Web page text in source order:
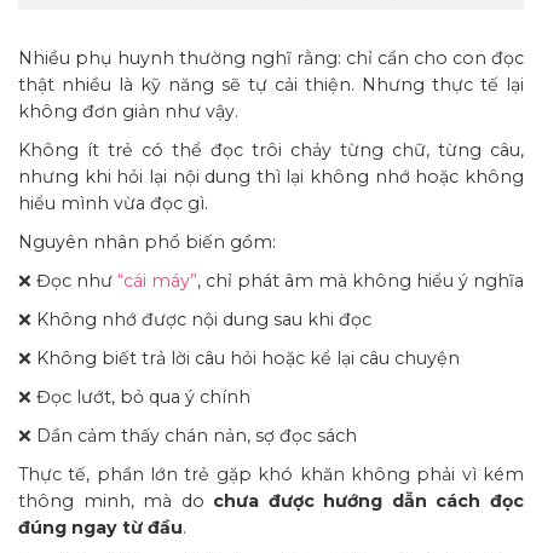
Nhiều phụ huynh thường nghĩ rằng: chỉ cần cho con đọc
thật nhiều là kỹ năng sẽ tự cải thiện. Nhưng thực tế lại
không đơn giản như vậy.
Không ít trẻ có thể đọc trôi chảy từng chữ, từng câu,
nhưng khi hỏi lại nội dung thì lại không nhớ hoặc không
hiểu mình vừa đọc gì.
Nguyên nhân phổ biến gồm:
❌ Đọc như “cái máy”, chỉ phát âm mà không hiểu ý nghĩa
❌ Không nhớ được nội dung sau khi đọc
❌ Không biết trả lời câu hỏi hoặc kể lại câu chuyện
❌ Đọc lướt, bỏ qua ý chính
❌ Dần cảm thấy chán nản, sợ đọc sách
Thực tế, phần lớn trẻ gặp khó khăn không phải vì kém
thông minh, mà do chưa được hướng dẫn cách đọc
đúng ngay từ đầu.